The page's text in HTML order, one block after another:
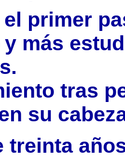
el primer
más
tras
su
treinta